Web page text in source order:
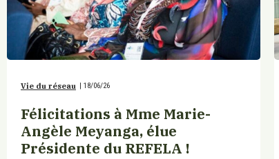
Vie du réseau 18/06/26
Félicitations à Mme Marie-
Angèle Meyanga, élue
Présidente du REFELA !